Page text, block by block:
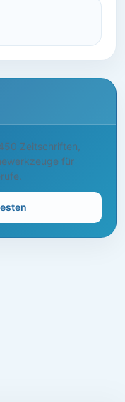
Zeitschriften,
für